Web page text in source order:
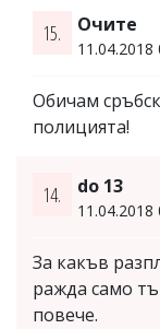
15. Очите
11.04.2018
Обичам
полицията!
14. do 13
11.04.2018
За какъв
ражда само
повече.